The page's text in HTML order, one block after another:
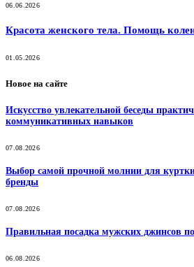
06.06.2026
Красота женского тела. Помощь
01.05.2026
Новое на сайте
Искусство увлекательной беседы
коммуникативных навыков
07.08.2026
Выбор самой прочной молнии для
бренды
07.08.2026
Правильная посадка мужских джинсов
06.08.2026